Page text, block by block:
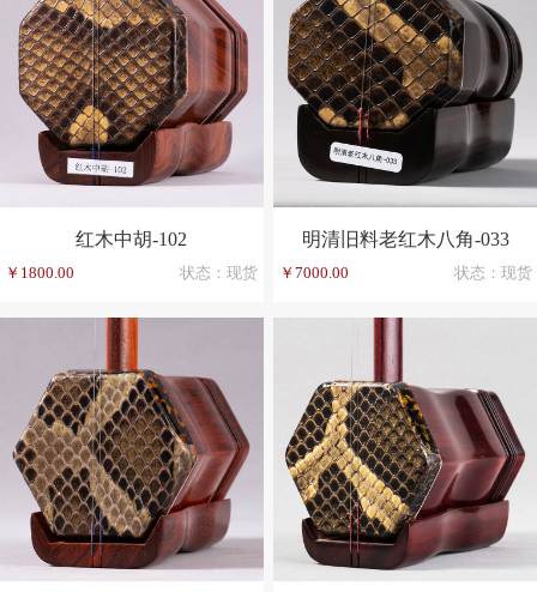
红木中胡-102
￥1800.00 状态：现货
明清旧料老红木八角-033
￥7000.00 状态：现货